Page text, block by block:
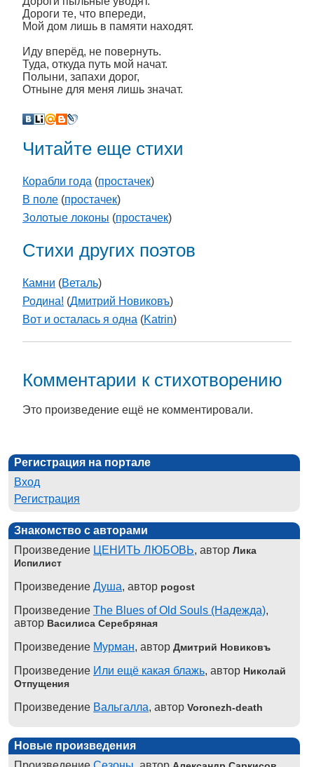
Дороги те, что впереди,
Мой дом лишь в памяти находят.
Иду вперёд, не повернуть.
Туда, откуда путь мой начат.
Полыни, запахи дорог,
Отныне для меня лишь значат.
Читайте еще стихи
Корабли года (простачек)
В поле (простачек)
Золотые локоны (простачек)
Стихи других поэтов
Камни (Веталь)
Родина! (Дмитрий Новиковъ)
Вот и осталась я одна (Katrin)
Комментарии к стихотворению
Это произведение ещё не комментировали.
Регистрация на портале
Вход
Регистрация
Знакомство с авторами
Произведение ЦЕНИТЬ ЛЮБОВЬ, автор Лика
Испилист
Произведение Душа, автор pogost
Произведение The Blues of Old Souls (Надежда),
автор Василиса Серебряная
Произведение Мурман, автор Дмитрий Новиковъ
Произведение Или ещё какая блажь, автор Николай
Отпущения
Произведение Вальгалла, автор Voronezh-death
Новые произведения